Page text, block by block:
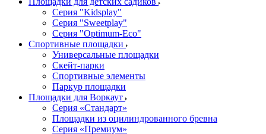
Серия "Kidsplay"
Серия "Sweetplay"
Серия "Оptimum-Еco"
Спортивные площадки
Универсальные площадки
Скейт-парки
Спортивные элементы
Паркур площадки
Площадки для Воркаут
Серия «Стандарт»
Площадки из оцилиндрованного бревна
Серия «Премиум»